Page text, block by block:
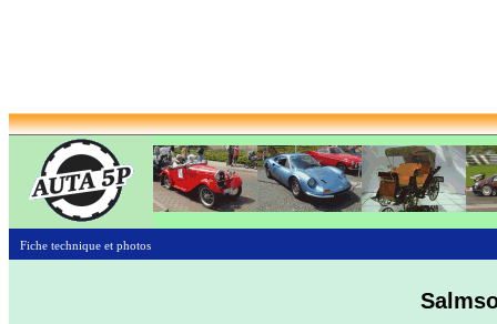
Fiche technique et photos